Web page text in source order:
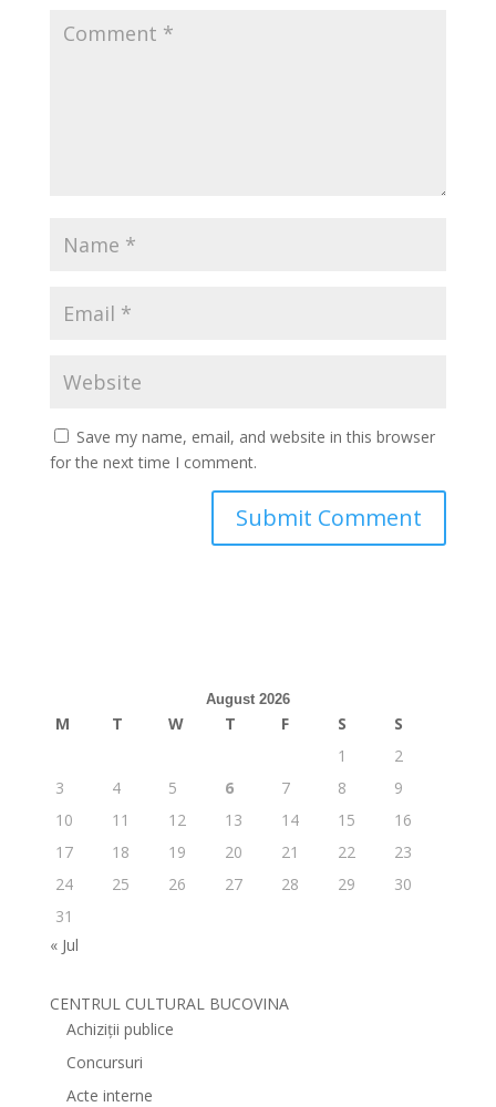
Save my name, email, and website in this browser
for the next time I comment.
August 2026
M T W T F S
S
1
2
3
4 5 6 7 8
9
10
11 12 13 14 15
16
17
18 19 20 21 22
23
24
25 26 27 28 29
30
31
« Jul
CENTRUL CULTURAL BUCOVINA
Achiziții publice
Concursuri
Acte interne